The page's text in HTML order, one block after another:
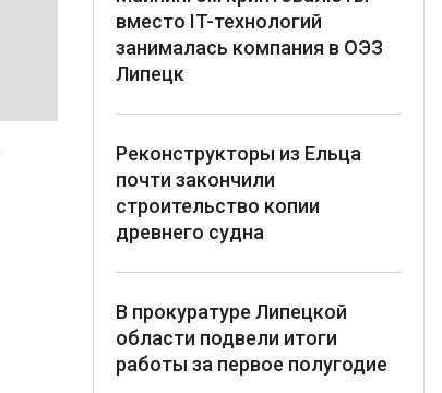
вместо IT-технологий
занималась компания в ОЭЗ
Липецк
Реконструкторы из Ельца
почти закончили
строительство копии
древнего судна
В прокуратуре Липецкой
области подвели итоги
работы за первое полугодие